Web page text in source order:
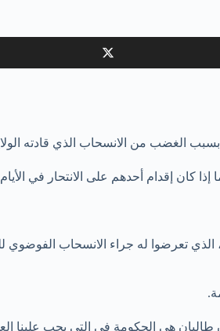
بسبب الغضب من الانسحاب الذي قادته
كان إقدام أحدهم على الانتحار في
تعرضوا له جراء الانسحاب الفوضوي